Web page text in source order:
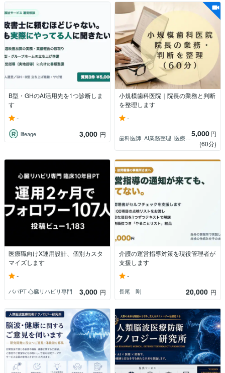
B型・GHのAI活用先を1つ診断しま
す
-
lifeage 3,000 円
小規模歯科医院｜院長の業務と判断
を整理します
-
歯科医師_AI業務整理_医療AIライター5,000円
(60分)
医療職向けX運用設計、個別カスタ
マイズします
-
パパPT 心臓リハビリ専門 3,000 円
介護の運営指導対策を現役管理者が
支援します
-
長尾 剛 20,000 円